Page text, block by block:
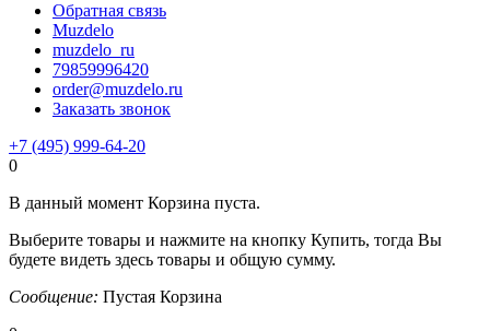
Обратная связь
Muzdelo
muzdelo_ru
79859996420
order@muzdelo.ru
Заказать звонок
+7 (495) 999-64-20
0
В данный момент Корзина пуста.
Выберите товары и нажмите на кнопку Купить, тогда Вы
будете видеть здесь товары и общую сумму.
Сообщение: Пустая Корзина